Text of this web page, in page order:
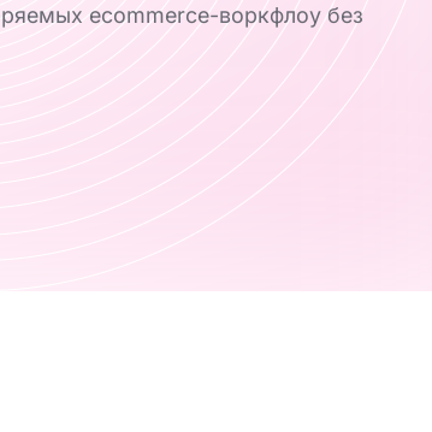
ecommerce-воркфлоу без